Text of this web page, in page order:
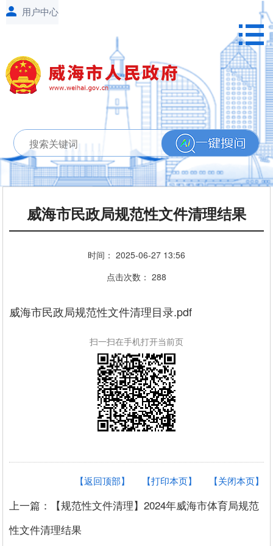
威海市民政局规范性文件清理结果
时间： 2025-06-27 13:56
点击次数： 288
威海市民政局规范性文件清理目录.pdf
扫一扫在手机打开当前页
【关闭本页】
【打印本页】
【返回顶部】
上一篇：【规范性文件清理】2024年威海市体育局规范
性文件清理结果